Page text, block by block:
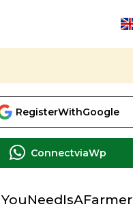
RegisterWithGoogle
ConnectviaWp